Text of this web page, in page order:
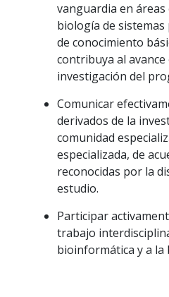
vanguardia en
biología de
de conocimiento
contribuya al avance
investigación del
Comunicar
derivados de la
comunidad
especializada, de
reconocidas por la
estudio.
Participar
trabajo
bioinformática y a la